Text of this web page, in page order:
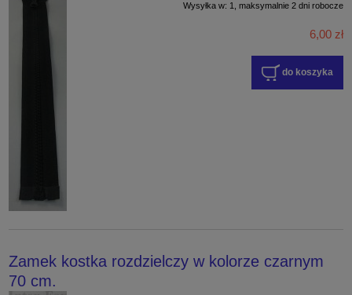
Wysyłka w: 1, maksymalnie 2 dni robocze
6,00 zł
do koszyka
Zamek kostka rozdzielczy w kolorze czarnym
70 cm.